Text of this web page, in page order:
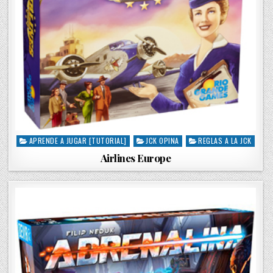
P
t
n
APRENDE A JUGAR [TUTORIAL] JCK OPINA REGLAS A LA JCK
Airlines Europe